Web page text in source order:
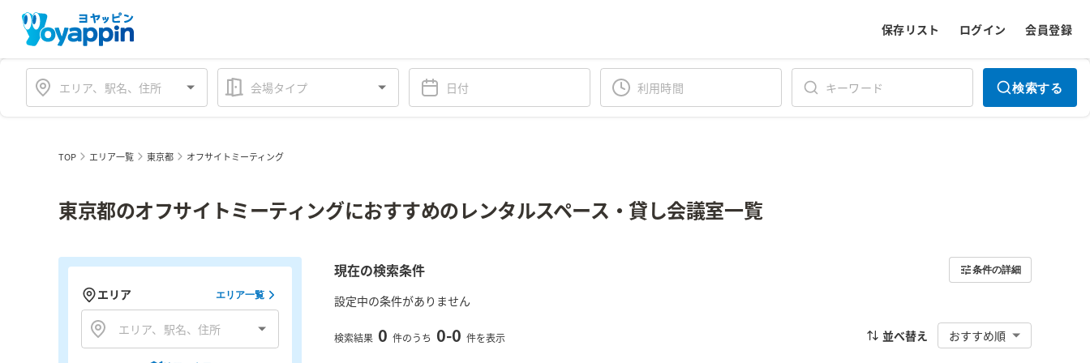
保存リスト ログイン 会員登録
会場タイプ 検索する
TOP エリア一覧 東京都 オフサイトミーティング
東京都のオフサイトミーティングにおすすめのレンタルスペース・貸し会議室一覧
現在の検索条件 条件の詳細
設定中の条件がありません
検索結果 0 件のうち 0-0 件を表示 並べ替え おすすめ順
エリア エリア一覧